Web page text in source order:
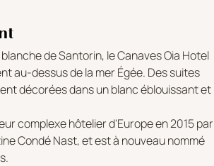
de Santorin, le Canaves Oia Hotel
au-dessus de la mer Égée. Des suites
décorées dans un blanc éblouissant et
complexe hôtelier d'Europe en 2015 par
Condé Nast, et est à nouveau nommé